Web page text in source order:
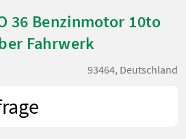
36 Benzinmotor 10to
Fahrwerk
93464, Deutschland